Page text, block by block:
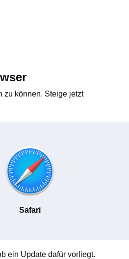
zu können. Steige jetzt
Safari
ein Update dafür vorliegt.